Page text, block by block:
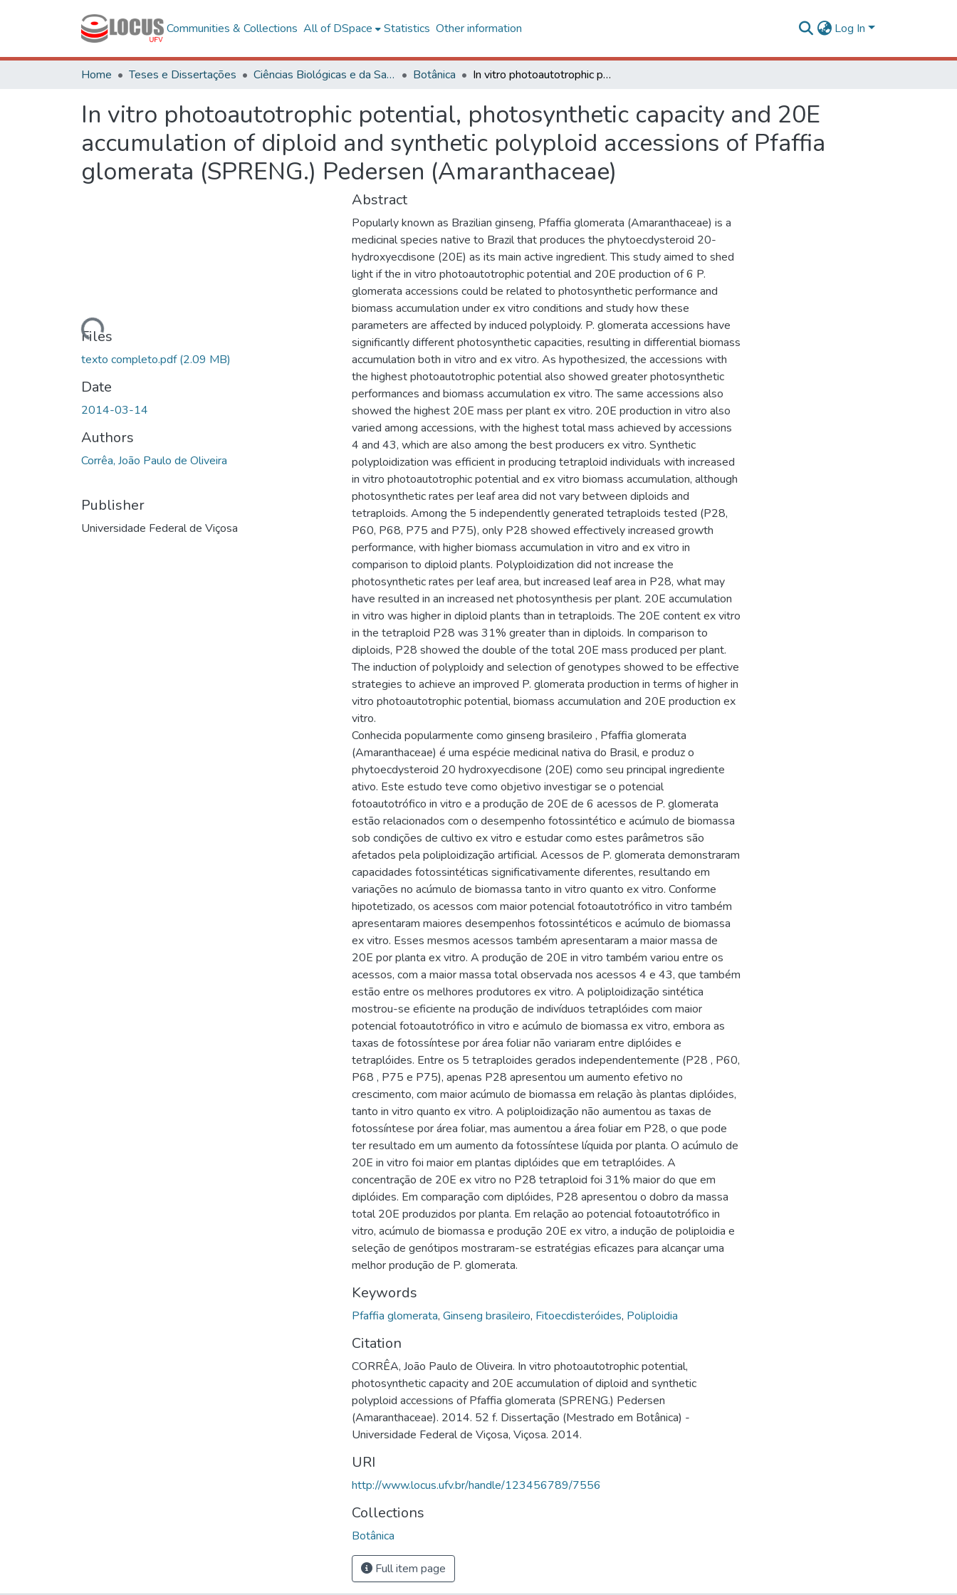
Communities & Collections All of DSpace Statistics Other information Log In
Home Teses e Dissertações Ciências Biológicas e da Saúde Botânica In vitro photoautotrophic potential, photosynthetic capacity and 20E accumulation of diploid and synthetic polyploid accessions of Pfaffia glomerata (SPRENG.) Pedersen (Amaranthaceae)
In vitro photoautotrophic potential, photosynthetic capacity and 20E
accumulation of diploid and synthetic polyploid accessions of Pfaffia
glomerata (SPRENG.) Pedersen (Amaranthaceae)
Loading...
Files
texto completo.pdf(2.09 MB)
Date
2014-03-14
Authors
Corrêa, João Paulo de Oliveira
Publisher
Universidade Federal de Viçosa
Abstract
Popularly known as Brazilian ginseng, Pfaffia glomerata (Amaranthaceae) is a
medicinal species native to Brazil that produces the phytoecdysteroid 20-
hydroxyecdisone (20E) as its main active ingredient. This study aimed to shed
light if the in vitro photoautotrophic potential and 20E production of 6 P.
glomerata accessions could be related to photosynthetic performance and
biomass accumulation under ex vitro conditions and study how these
parameters are affected by induced polyploidy. P. glomerata accessions have
significantly different photosynthetic capacities, resulting in differential biomass
accumulation both in vitro and ex vitro. As hypothesized, the accessions with
the highest photoautotrophic potential also showed greater photosynthetic
performances and biomass accumulation ex vitro. The same accessions also
showed the highest 20E mass per plant ex vitro. 20E production in vitro also
varied among accessions, with the highest total mass achieved by accessions
4 and 43, which are also among the best producers ex vitro. Synthetic
polyploidization was efficient in producing tetraploid individuals with increased
in vitro photoautotrophic potential and ex vitro biomass accumulation, although
photosynthetic rates per leaf area did not vary between diploids and
tetraploids. Among the 5 independently generated tetraploids tested (P28,
P60, P68, P75 and P75), only P28 showed effectively increased growth
performance, with higher biomass accumulation in vitro and ex vitro in
comparison to diploid plants. Polyploidization did not increase the
photosynthetic rates per leaf area, but increased leaf area in P28, what may
have resulted in an increased net photosynthesis per plant. 20E accumulation
in vitro was higher in diploid plants than in tetraploids. The 20E content ex vitro
in the tetraploid P28 was 31% greater than in diploids. In comparison to
diploids, P28 showed the double of the total 20E mass produced per plant.
The induction of polyploidy and selection of genotypes showed to be effective
strategies to achieve an improved P. glomerata production in terms of higher in
vitro photoautotrophic potential, biomass accumulation and 20E production ex
vitro.
Conhecida popularmente como ginseng brasileiro , Pfaffia glomerata
(Amaranthaceae) é uma espécie medicinal nativa do Brasil, e produz o
phytoecdysteroid 20 hydroxyecdisone (20E) como seu principal ingrediente
ativo. Este estudo teve como objetivo investigar se o potencial
fotoautotrófico in vitro e a produção de 20E de 6 acessos de P. glomerata
estão relacionados com o desempenho fotossintético e acúmulo de biomassa
sob condições de cultivo ex vitro e estudar como estes parâmetros são
afetados pela poliploidização artificial. Acessos de P. glomerata demonstraram
capacidades fotossintéticas significativamente diferentes, resultando em
variações no acúmulo de biomassa tanto in vitro quanto ex vitro. Conforme
hipotetizado, os acessos com maior potencial fotoautotrófico in vitro também
apresentaram maiores desempenhos fotossintéticos e acúmulo de biomassa
ex vitro. Esses mesmos acessos também apresentaram a maior massa de
20E por planta ex vitro. A produção de 20E in vitro também variou entre os
acessos, com a maior massa total observada nos acessos 4 e 43, que também
estão entre os melhores produtores ex vitro. A poliploidização sintética
mostrou-se eficiente na produção de indivíduos tetraplóides com maior
potencial fotoautotrófico in vitro e acúmulo de biomassa ex vitro, embora as
taxas de fotossíntese por área foliar não variaram entre diplóides e
tetraplóides. Entre os 5 tetraploides gerados independentemente (P28 , P60,
P68 , P75 e P75), apenas P28 apresentou um aumento efetivo no
crescimento, com maior acúmulo de biomassa em relação às plantas diplóides,
tanto in vitro quanto ex vitro. A poliploidização não aumentou as taxas de
fotossíntese por área foliar, mas aumentou a área foliar em P28, o que pode
ter resultado em um aumento da fotossíntese líquida por planta. O acúmulo de
20E in vitro foi maior em plantas diplóides que em tetraplóides. A
concentração de 20E ex vitro no P28 tetraploid foi 31% maior do que em
diplóides. Em comparação com diplóides, P28 apresentou o dobro da massa
total 20E produzidos por planta. Em relação ao potencial fotoautotrófico in
vitro, acúmulo de biomassa e produção 20E ex vitro, a indução de poliploidia e
seleção de genótipos mostraram-se estratégias eficazes para alcançar uma
melhor produção de P. glomerata.
Keywords
Pfaffia glomerata, Ginseng brasileiro, Fitoecdisteróides, Poliploidia
Citation
CORRÊA, João Paulo de Oliveira. In vitro photoautotrophic potential,
photosynthetic capacity and 20E accumulation of diploid and synthetic
polyploid accessions of Pfaffia glomerata (SPRENG.) Pedersen
(Amaranthaceae). 2014. 52 f. Dissertação (Mestrado em Botânica) -
Universidade Federal de Viçosa, Viçosa. 2014.
URI
http://www.locus.ufv.br/handle/123456789/7556
Collections
Botânica
Full item page